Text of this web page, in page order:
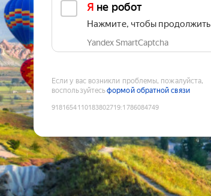
Я не робот
Нажмите, чтобы продолжить
Yandex SmartCaptcha
Если у вас возникли проблемы, пожалуйста,
воспользуйтесьформой обратной связи
9181654110183802719:1786084749